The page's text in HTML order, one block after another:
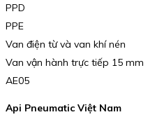
PPD
PPE
Van điện từ và van khí nén
Van vận hành trực tiếp 15 mm
AE05
Api Pneumatic Việt Nam